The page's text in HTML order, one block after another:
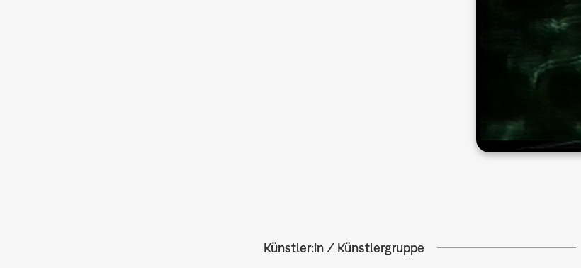
Künstler:in / Künstlergruppe